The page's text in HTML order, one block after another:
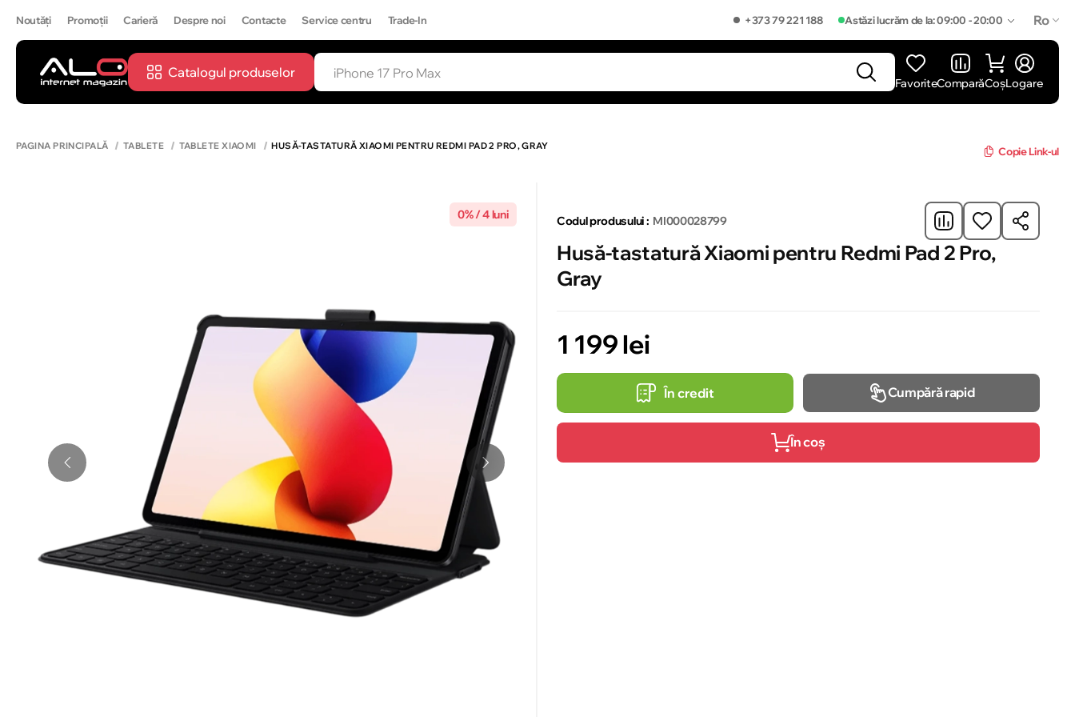
Noutăți Promoții Carieră Despre noi Contacte Service centru Trade-In +373 79 221 188 Astăzi lucrăm de la: 09:00 - 20:00 Ro
Catalogul produselor
FavoriteComparăCoșLogare
PAGINA PRINCIPALĂ TABLETE TABLETE XIAOMI HUSĂ-TASTATURĂ XIAOMI PENTRU REDMI PAD 2 PRO, GRAY Copie Link-ul
0% / 4 luni Codul produsului : MI000028799
Husă-tastatură Xiaomi pentru Redmi Pad 2 Pro,
Gray
1 199 lei
În credit Cumpără rapid
În coș